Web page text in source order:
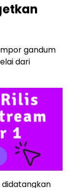
gandum
dari
didatangkan